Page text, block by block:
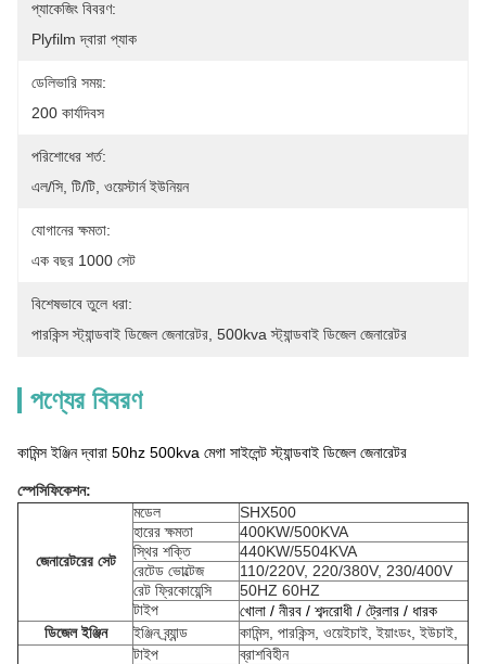
প্যাকেজিং বিবরণ:
Plyfilm দ্বারা প্যাক
ডেলিভারি সময়:
200 কার্যদিবস
পরিশোধের শর্ত:
এল/সি, টি/টি, ওয়েস্টার্ন ইউনিয়ন
যোগানের ক্ষমতা:
এক বছর 1000 সেট
বিশেষভাবে তুলে ধরা:
পারকিন্স স্ট্যান্ডবাই ডিজেল জেনারেটর 500kva স্ট্যান্ডবাই ডিজেল জেনারেটর
পণ্যের বিবরণ
কামিন্স ইঞ্জিন দ্বারা 50hz 500kva মেগা সাইলেন্ট স্ট্যান্ডবাই ডিজেল জেনারেটর
স্পেসিফিকেশন:
জেনারেটরের সেট
মডেল
SHX500
হারের ক্ষমতা
400KW/500KVA
স্থির শক্তি
440KW/5504KVA
রেটেড ভোল্টেজ
110/220V, 220/380V, 230/400V
রেট ফ্রিকোয়েন্সি
50HZ 60HZ
টাইপ
খোলা / নীরব / শব্দরোধী / ট্রেলার / ধারক
ডিজেল ইঞ্জিন
ইঞ্জিন ব্র্যান্ড কামিন্স, পারকিন্স, ওয়েইচাই, ইয়াংডং, ইউচাই,
টাইপ
ব্রাশবিহীন